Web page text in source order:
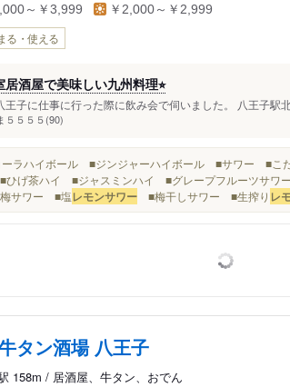
～￥3,999 ￥2,000～￥2,999
る・使える
居酒屋で美味しい九州料理⭐︎
王子に仕事に行った際に飲み会で伺いました。 八王子駅
５５５５(90)
ラハイボール ■ジンジャーハイボール ■サワー ■こ
げ茶ハイ ■ジャスミンハイ ■グレープフルーツサ
サワー ■塩レモンサワー ■梅干しサワー ■生搾り レ
タン酒場 八王子
158m / 居酒屋、牛タン、おでん